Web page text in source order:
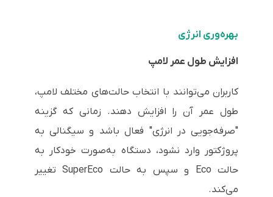
بهره‌وری انرژی
افزایش طول عمر لامپ
کاربران می‌توانند با انتخاب حالت‌های مختلف لامپ،
طول عمر آن را افزایش دهند. زمانی که گزینه
"صرفه‌جویی در انرژی" فعال باشد و سیگنالی به
پروژکتور وارد نشود، دستگاه به‌صورت خودکار به
حالت Eco و سپس به حالت SuperEco تغییر
می‌کند.